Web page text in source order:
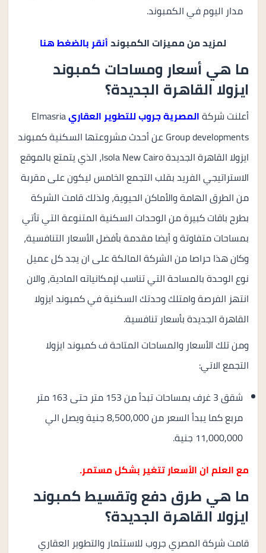
مدار اليوم في الكمبوند.
لمزيد من مميزات الكمبوند أنقر بالضغط هنا
ما هي أسعار ومساحات كمبوند
ايزولا القاهرة الجديدة؟
أعلنت شركة المصرية جروب للتطوير العقاري Elmasria
Group developments عن أحدث مشروعتها السكنية كمبوند
ايزولا القاهرة الجديدة Isola New Cairo، الذي يتمتع بالموقع
الاستراتيجي الفريد بقلب التجمع الخامس ليكون على مقربة
من الطرق الهامة والأماكن الحيوية، ولذلك قامت الشركة
بطرح باقات كبيرة من الوحدات السكنية المتنوعة التي تأتي
بمساحات متفاوتة و أيضا مقدمة بأفضل الأسعار التنافسية،
وكان هذا حراصا من الشركة المالكة على ان يجد كل عميل
نوع الوحدة بالمساحة التي تناسب لإمكانياته المادية، والان
انتهز الفرصة وامتلك وحدتك السكنية في كمبوند ايزولا
القاهرة الجديدة بأسعار تنافسية.
ومن تلك الأسعار والمساحات المتاحة ف كمبوند ايزولا
التجمع الاتي:
شقق 3 غرف بمساحات تبدأ من 153 متر حتى 163 متر
مربع كما يبدأ السعر من 8,500,000 جنية ويصل الي
11,000,000 جنية.
مع العلم ان الأسعار تتغير بشكل مستمر.
ما هي طرق دفع وتقسيط كمبوند
ايزولا القاهرة الجديدة؟
قامت شركة المصري جروب للاستثمار والتطوير العقاري